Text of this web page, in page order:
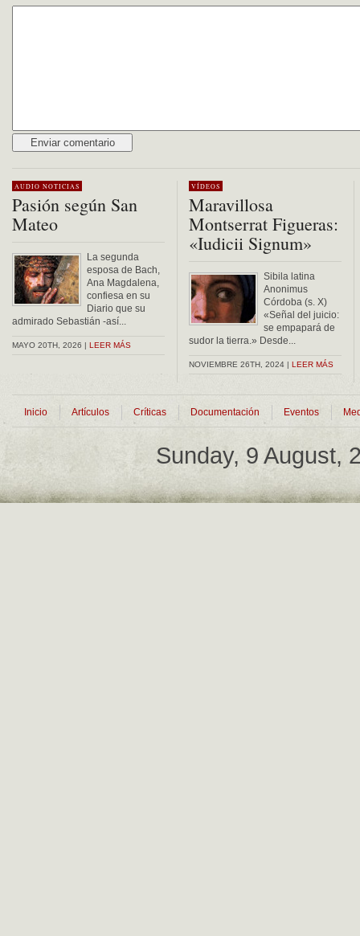
AUDIO NOTICIAS
Pasión según San
Mateo
La segunda
esposa de Bach,
Ana Magdalena,
confiesa en su
Diario que su
admirado Sebastián -así...
MAYO 20TH, 2026 | LEER MÁS
VÍDEOS
Maravillosa
Montserrat Figueras:
«Iudicii Signum»
Sibila latina
Anonimus
Córdoba (s. X)
«Señal del juicio:
se empapará de
sudor la tierra.» Desde...
NOVIEMBRE 26TH, 2024 | LEER MÁS
Inicio Artículos Críticas Documentación Eventos
Sunday, 9 August,